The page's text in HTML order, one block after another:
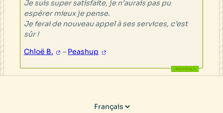
Je suis super satisfaite, je n’aurais pas pu
espérer mieux je pense.
Je ferai de nouveau appel à ses services, c’est
sûr !
Chloë B.
– Peashup
Choisir